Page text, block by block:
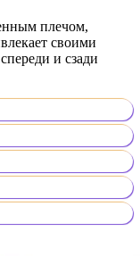
плечом,
своими
и сзади